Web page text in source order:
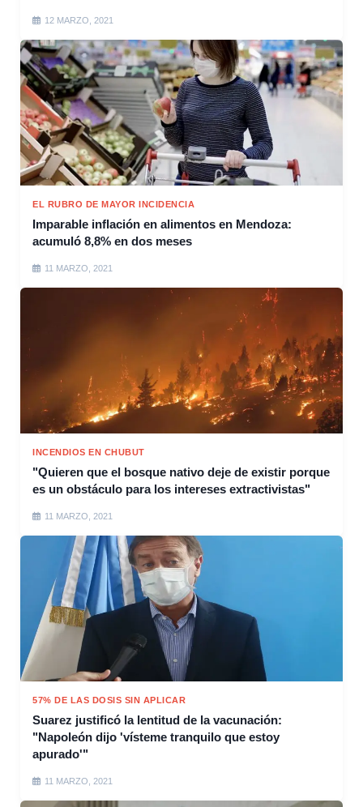
12 MARZO, 2021
EL RUBRO DE MAYOR INCIDENCIA
Imparable inflación en alimentos en Mendoza:
acumuló 8,8% en dos meses
11 MARZO, 2021
INCENDIOS EN CHUBUT
"Quieren que el bosque nativo deje de existir porque
es un obstáculo para los intereses extractivistas"
11 MARZO, 2021
57% DE LAS DOSIS SIN APLICAR
Suarez justificó la lentitud de la vacunación:
"Napoleón dijo 'vísteme tranquilo que estoy
apurado'"
11 MARZO, 2021